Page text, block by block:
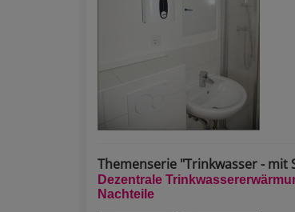
Themenserie "Trinkwasser - mit
Dezentrale
Nachteile